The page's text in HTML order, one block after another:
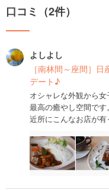
口コミ（2件）
よしよし
［南林間～座間］
デート♪
オシャレな外観から
最高の癒やし空間です。
近所にこんなお店が有